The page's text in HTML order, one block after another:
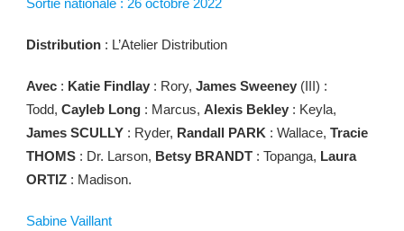
Distribution : L’Atelier Distribution
Avec : Katie Findlay : Rory, James Sweeney (III) :
Todd, Cayleb Long : Marcus, Alexis Bekley : Keyla,
James SCULLY : Ryder, Randall PARK : Wallace, Tracie
THOMS : Dr. Larson, Betsy BRANDT : Topanga, Laura
ORTIZ : Madison.
Sabine Vaillant